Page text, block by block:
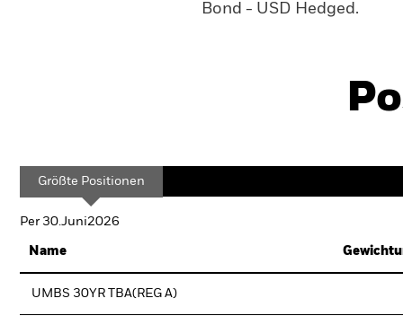
Bond - USD Hedged.
Größte Positionen
Per 30.Juni2026
Name
UMBS 30YR TBA(REG A)